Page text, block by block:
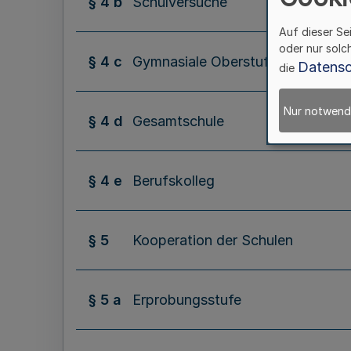
§ 4 c Gymnasiale Oberstufe
§ 4 d Gesamtschule
§ 4 e Berufskolleg
§ 5 Kooperation der Schulen
§ 5 a Erprobungsstufe
Auf dieser
oder nur
die
Nur